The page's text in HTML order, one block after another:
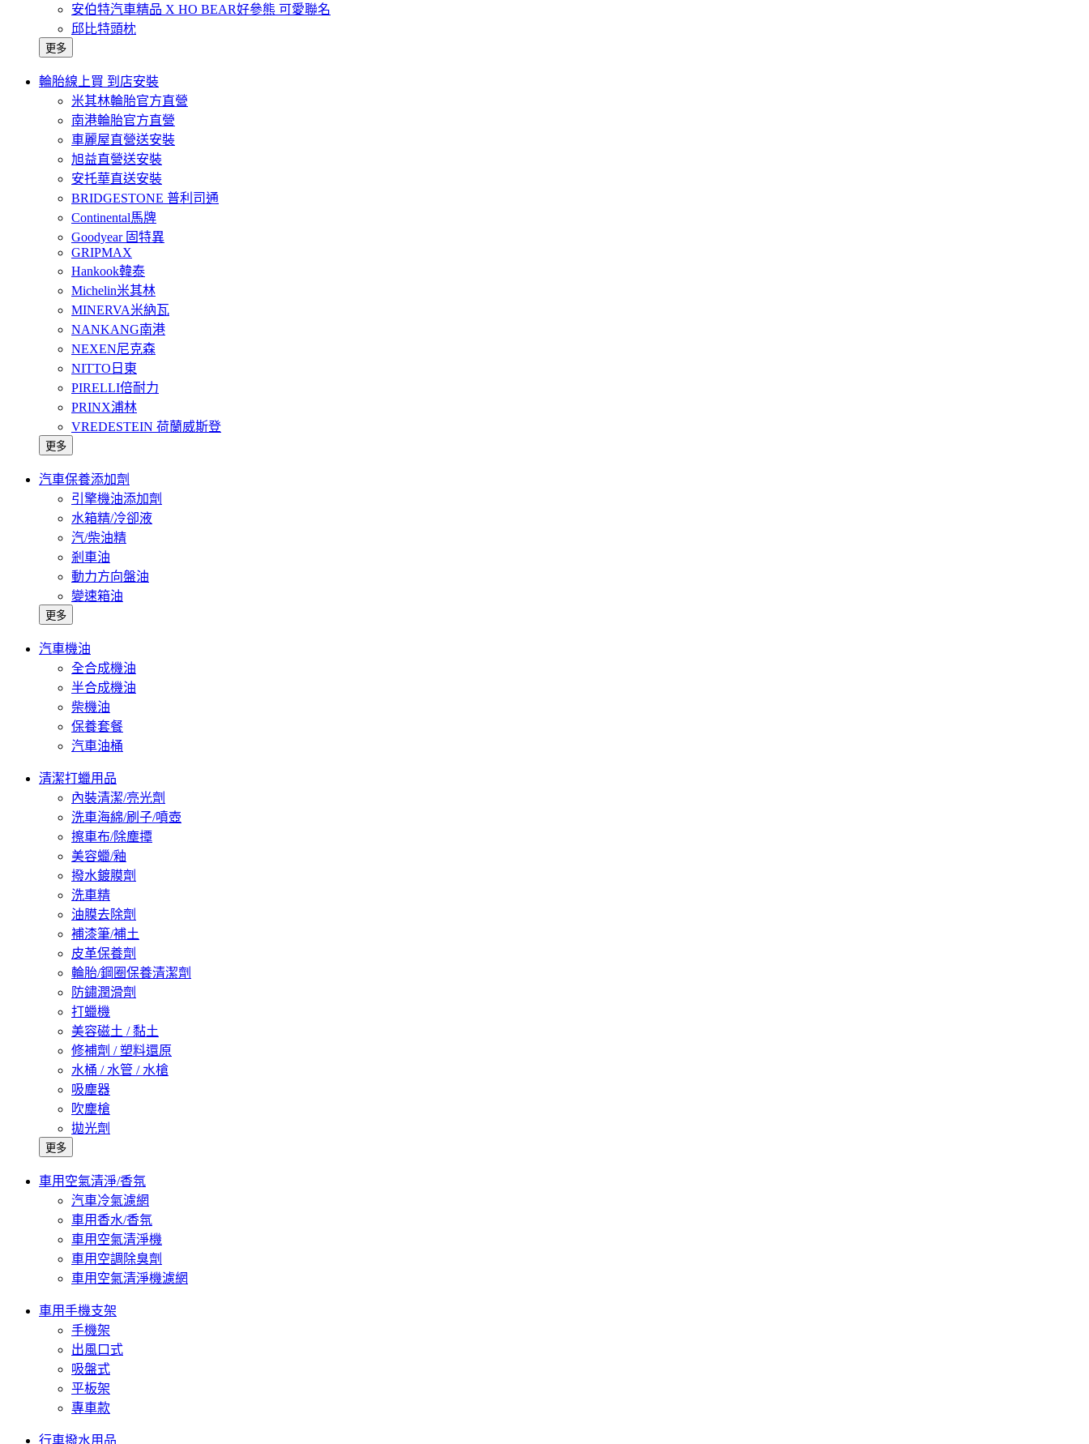
安伯特汽車精品 X HO BEAR好參熊 可愛聯名
邱比特頭枕
更多
輪胎線上買 到店安裝
米其林輪胎官方直營
南港輪胎官方直營
車麗屋直營送安裝
旭益直營送安裝
安托華直送安裝
BRIDGESTONE 普利司通
Continental馬牌
Goodyear 固特異
GRIPMAX
Hankook韓泰
Michelin米其林
MINERVA米納瓦
NANKANG南港
NEXEN尼克森
NITTO日東
PIRELLI倍耐力
PRINX浦林
VREDESTEIN 荷蘭威斯登
更多
汽車保養添加劑
引擎機油添加劑
水箱精/冷卻液
汽/柴油精
剎車油
動力方向盤油
變速箱油
更多
汽車機油
全合成機油
半合成機油
柴機油
保養套餐
汽車油桶
清潔打蠟用品
內裝清潔/亮光劑
洗車海綿/刷子/噴壺
擦車布/除塵撢
美容蠟/釉
撥水鍍膜劑
洗車精
油膜去除劑
補漆筆/補土
皮革保養劑
輪胎/鋼圈保養清潔劑
防鏽潤滑劑
打蠟機
美容磁土 / 黏土
修補劑 / 塑料還原
水桶 / 水管 / 水槍
吸塵器
吹塵槍
拋光劑
更多
車用空氣清淨/香氛
汽車冷氣濾網
車用香水/香氛
車用空氣清淨機
車用空調除臭劑
車用空氣清淨機濾網
車用手機支架
手機架
出風口式
吸盤式
平板架
專車款
行車撥水用品